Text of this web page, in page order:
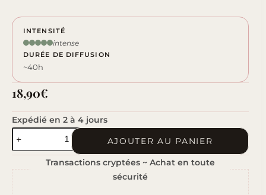
INTENSITÉ
intense
DURÉE DE DIFFUSION
~40h
18,90€
Expédié en 2 à 4 jours
de
et
AJOUTER AU PANIER
Transactions cryptées ~ Achat en toute
sécurité